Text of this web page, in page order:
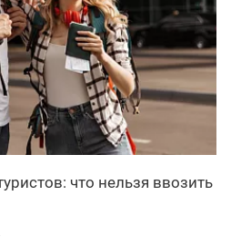
что нельзя ввозить